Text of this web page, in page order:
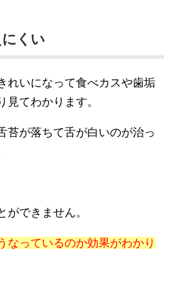
くい
れいになって食べカスや歯垢
見てわかります。
苔が落ちて舌が白いのが治っ
ができません。
なっているのか効果がわかり